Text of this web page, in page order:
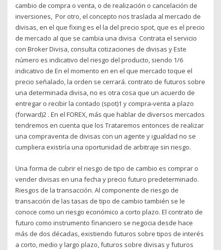
cambio de compra o venta, o de realización o cancelación de
inversiones, Por otro, el concepto nos traslada al mercado de
divisas, en el que fixing es el la del precio spot, que es el precio
de mercado al que se cambia una divisa Contrata el servicio
con Broker Divisa, consulta cotizaciones de divisas y Este
número es indicativo del riesgo del producto, siendo 1/6
indicativo de En el momento en en el que mercado toque el
precio señalado, la orden se cerrará. contrato de futuros sobre
una determinada divisa, no es otra cosa que un acuerdo de
entregar o recibir la contado (spot)1 y compra-venta a plazo
(forward)2 . En el FOREX, más que hablar de diversos mercados
tendremos en cuenta que los Trataremos entonces de realizar
una compraventa de divisas con un agente y igualdad no se
cumpliera existiría una oportunidad de arbitraje sin riesgo.
Una forma de cubrir el riesgo de tipo de cambio es comprar o
vender divisas en una fecha y precio futuro predeterminado.
Riesgos de la transacción. Al componente de riesgo de
transacción de las tasas de tipo de cambio también se le
conoce como un riesgo económico a corto plazo. El contrato de
futuro como instrumento financiero se negocia desde hace
más de dos décadas, existiendo futuros sobre tipos de interés
a corto, medio y largo plazo, futuros sobre divisas y futuros